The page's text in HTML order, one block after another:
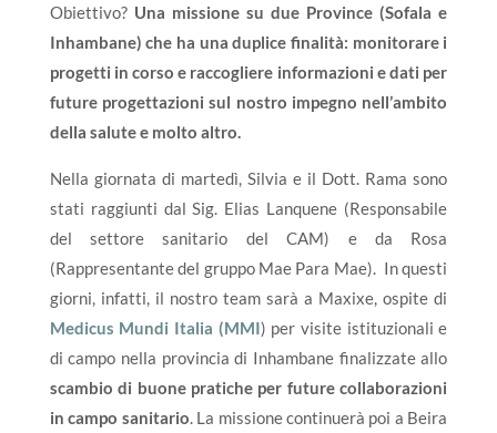
Obiettivo? Una missione su due Province (Sofala e
Inhambane) che ha una duplice finalità: monitorare i
progetti in corso e raccogliere informazioni e dati per
future progettazioni sul nostro impegno nell’ambito
della salute e molto altro.
Nella giornata di martedì, Silvia e il Dott. Rama sono
stati raggiunti dal Sig. Elias Lanquene (Responsabile
del settore sanitario del CAM) e da Rosa
(Rappresentante del gruppo Mae Para Mae). In questi
giorni, infatti, il nostro team sarà a Maxixe, ospite di
Medicus Mundi Italia (MMI) per visite istituzionali e
di campo nella provincia di Inhambane finalizzate allo
scambio di buone pratiche per future collaborazioni
in campo sanitario. La missione continuerà poi a Beira